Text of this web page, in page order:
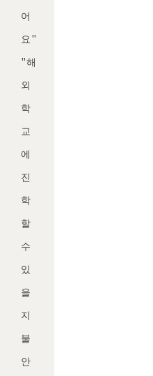
어
요"
"해
외
학
교
에
진
학
할
수
있
을
지
불
안